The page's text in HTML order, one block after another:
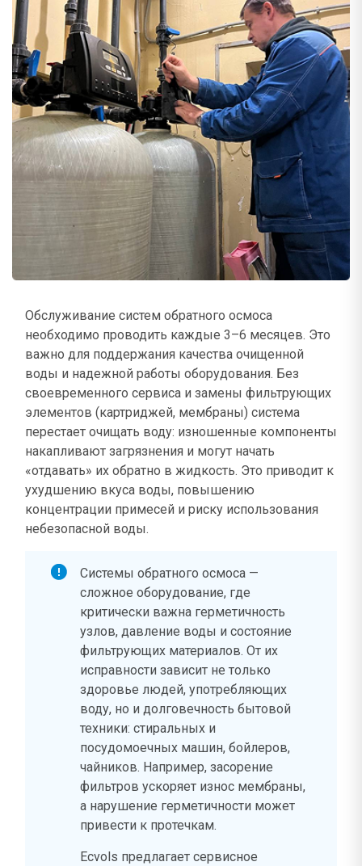
Обслуживание систем обратного осмоса
необходимо проводить каждые 3–6 месяцев. Это
важно для поддержания качества очищенной
воды и надежной работы оборудования. Без
своевременного сервиса и замены фильтрующих
элементов (картриджей, мембраны) система
перестает очищать воду: изношенные компоненты
накапливают загрязнения и могут начать
«отдавать» их обратно в жидкость. Это приводит к
ухудшению вкуса воды, повышению
концентрации примесей и риску использования
небезопасной воды.
Системы обратного осмоса —
сложное оборудование, где
критически важна герметичность
узлов, давление воды и состояние
фильтрующих материалов. От их
исправности зависит не только
здоровье людей, употребляющих
воду, но и долговечность бытовой
техники: стиральных и
посудомоечных машин, бойлеров,
чайников. Например, засорение
фильтров ускоряет износ мембраны,
а нарушение герметичности может
привести к протечкам.
Ecvols предлагает сервисное